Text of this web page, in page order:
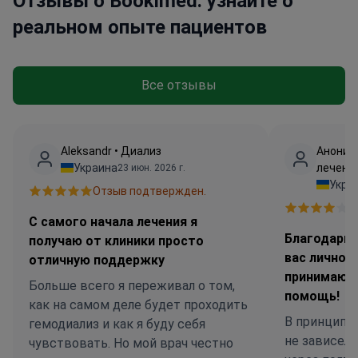
реальном опыте пациентов
Все отзывы
Аleksandr • Диализ
Украина23 июн. 2026 г.
Отзыв подтвержден.
С самого начала лечения я
получаю от клиники просто
отличную поддержку
Больше всего я переживал о том,
как на самом деле будет проходить
гемодиализ и как я буду себя
чувствовать. Но мой врач честно
вас лично,
помощь!
В
не